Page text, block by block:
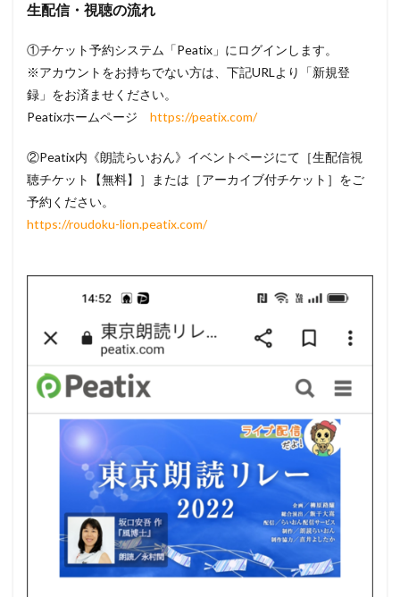
生配信・視聴の流れ
①チケット予約システム「Peatix」にログインします。
※アカウントをお持ちでない方は、下記URLより「新規登
録」をお済ませください。
Peatixホームページ https://peatix.com/
②Peatix内《朗読らいおん》イベントページにて［生配信視
聴チケット【無料】］または［アーカイブ付チケット］をご
予約ください。
https://roudoku-lion.peatix.com/